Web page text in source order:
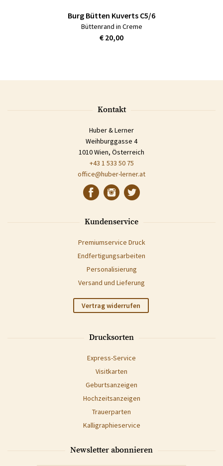
Burg Bütten Kuverts C5/6
Büttenrand in Creme
€ 20,00
Kontakt
Huber & Lerner
Weihburggasse 4
1010 Wien, Österreich
+43 1 533 50 75
office@huber-lerner.at
Kundenservice
Premiumservice Druck
Endfertigungsarbeiten
Personalisierung
Versand und Lieferung
Vertrag widerrufen
Drucksorten
Express-Service
Visitkarten
Geburtsanzeigen
Hochzeitsanzeigen
Trauerparten
Kalligraphieservice
Newsletter abonnieren